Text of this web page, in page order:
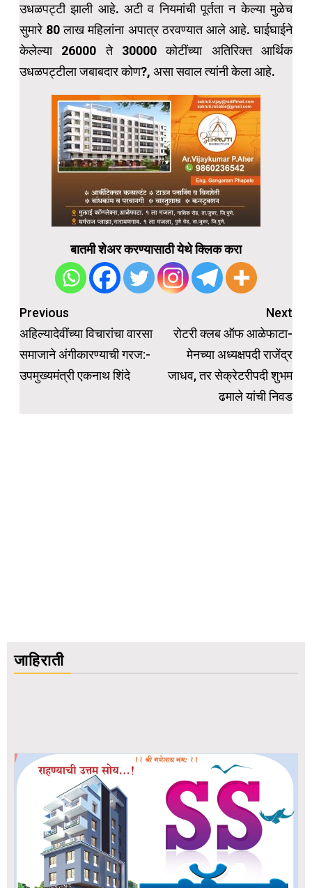
उधळपट्टी झाली आहे. अटी व नियमांची पूर्तता न केल्या मुळेच
सुमारे 80 लाख महिलांना अपात्र ठरवण्यात आले आहे. घाईघाईने
केलेल्या 26000 ते 30000 कोटींच्या अतिरिक्त आर्थिक
उधळपट्टीला जबाबदार कोण?, असा सवाल त्यांनी केला आहे.
बातमी शेअर करण्यासाठी येथे क्लिक करा
Post
navigation
Previous
अहिल्यादेवींच्या विचारांचा वारसा
समाजाने अंगीकारण्याची गरज:-
उपमुख्यमंत्री एकनाथ शिंदे
Next
रोटरी क्लब ऑफ आळेफाटा-
मेनच्या अध्यक्षपदी राजेंद्र
जाधव, तर सेक्रेटरीपदी शुभम
ढमाले यांची निवड
जाहिराती